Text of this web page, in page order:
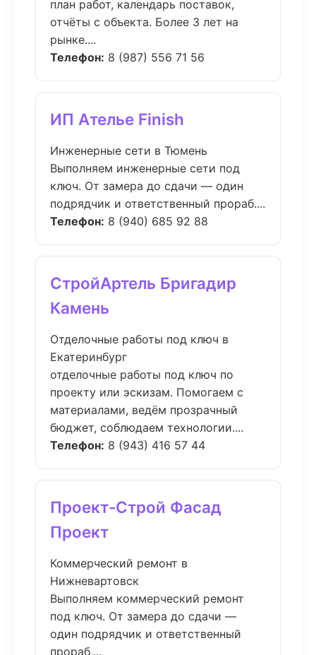
план работ, календарь поставок,
отчёты с объекта. Более 3 лет на
рынке....
Телефон: 8 (987) 556 71 56
ИП Ателье Finish
Инженерные сети в Тюмень
Выполняем инженерные сети под
ключ. От замера до сдачи — один
подрядчик и ответственный прораб....
Телефон: 8 (940) 685 92 88
СтройАртель Бригадир
Камень
Отделочные работы под ключ в
Екатеринбург
отделочные работы под ключ по
проекту или эскизам. Помогаем с
материалами, ведём прозрачный
бюджет, соблюдаем технологии....
Телефон: 8 (943) 416 57 44
Проект-Строй Фасад
Проект
Коммерческий ремонт в
Нижневартовск
Выполняем коммерческий ремонт
под ключ. От замера до сдачи —
один подрядчик и ответственный
прораб....